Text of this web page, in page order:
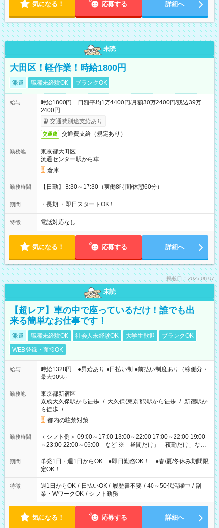
気になる！ 応募する 詳細へ
未読
大田区！軽作業！時給1800円
派遣 職種未経験OK ブランクOK
給与
時給1800円 日額平均1万4400円/月額30万2400円/残込39万
2400円
交通費別途支給あり
交通費 交通費支給（規定あり）
勤務地
東京都大田区
流通センター駅から車
倉庫
勤務時間 【日勤】 8:30～17:30（実働8時間/休憩60分）
期間 ・長期 ・即日スタートOK！
特徴 電話対応なし
気になる！ 応募する 詳細へ
掲載日：2026.08.07
未読
【超レア】車の中で座っているだけ！誰でも出
来る簡単なお仕事です！
派遣 職種未経験OK 社会人未経験OK 大学生歓迎
ブランクOK
WEB登録・面接OK
給与
時給1328円 ●昇給あり ●日払い制 ●前払い制度あり（稼働分・
最大90%）
勤務地
東京都新宿区
京成大久保駅から徒歩 / 大久保(東京都)駅から徒歩 / 新宿駅か
ら徒歩 / …
都内の駐禁対策
勤務時間
＜シフト例＞ 09:00～17:00 13:00～22:00 17:00～22:00 19:00
～23:00 22:00～06:00 など ※「昼間だけ」「夜勤だけ」など
の希望OK
期間
単発1日・週1日からOK ●即日勤務OK！ ●春/夏/冬休み期間限
定OK！
特徴 週1日からOK / 日払いOK / 履歴書不要 / 40～50代活躍中 / 副
業・WワークOK / シフト勤務
気になる！ 応募する 詳細へ